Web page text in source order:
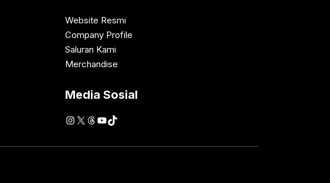
Website Resmi
Company Profile
Saluran Kami
Merchandise
Media Sosial
Instagram
X Threads
YouTube
TikTok